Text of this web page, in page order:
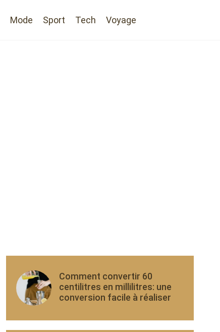
Mode Sport Tech Voyage
Comment convertir 60
centilitres en millilitres: une
conversion facile à réaliser